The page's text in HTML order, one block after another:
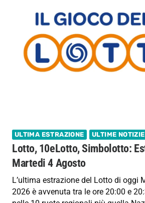
ULTIMA ESTRAZIONE ULTIME NOTIZIE
Lotto, 10eLotto, Simbolotto:
Martedi 4 Agosto
L’ultima estrazione del Lotto di oggi
2026 è avvenuta tra le ore 20:00 e